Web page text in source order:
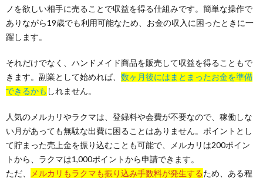
ノを欲しい相手に売ることで収益を得る仕組みです。簡単な操作で
ありながら19歳でも利用可能なため、お金の収入に困ったときに一
躍します。
それだけでなく、ハンドメイド商品を販売して収益を得ることもで
きます。副業として始めれば、 数ヶ月後にはまとまったお金を準備
できるかも しれません。
人気のメルカリやラクマは、登録料や会費が不要なので、稼働しな
い月があっても無駄な出費に困ることはありません。ポイントとし
て貯まった売上金を振り込むことも可能で、メルカリは200ポイン
トから、ラクマは1,000ポイントから申請できます。
ただ、
メルカリもラクマも振り込み手数料が発生するため、ある程